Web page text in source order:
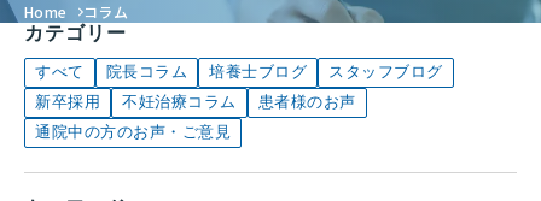
Home コラム
カテゴリー
すべて 院長コラム 培養士ブログ
スタッフブログ
新卒採用
不妊治療コラム
患者様のお声
通院中の方のお声・ご意見